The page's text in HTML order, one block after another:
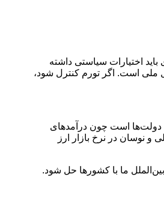
اختیارات سیاستی داشته
ملی است. اگر تورم کنترل شود،
هم کسری بودجه دولت‌ها است چون درآمدهای
نوسان در نرخ بازار ارز